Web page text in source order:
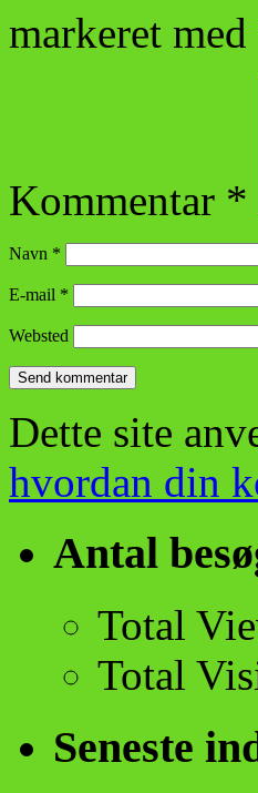
markeret med
Kommentar *
Navn *
E-mail *
Websted
Dette site
hvordan din
Antal
Total
Total
Seneste